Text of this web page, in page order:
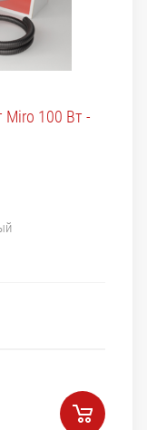
Miro 100 Вт -